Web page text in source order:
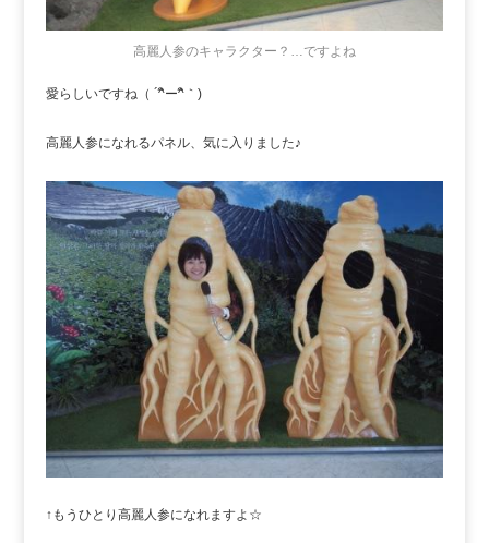
高麗人参のキャラクター？…ですよね
愛らしいですね（ ´^ิー^ิ｀)
高麗人参になれるパネル、気に入りました♪
↑もうひとり高麗人参になれますよ☆